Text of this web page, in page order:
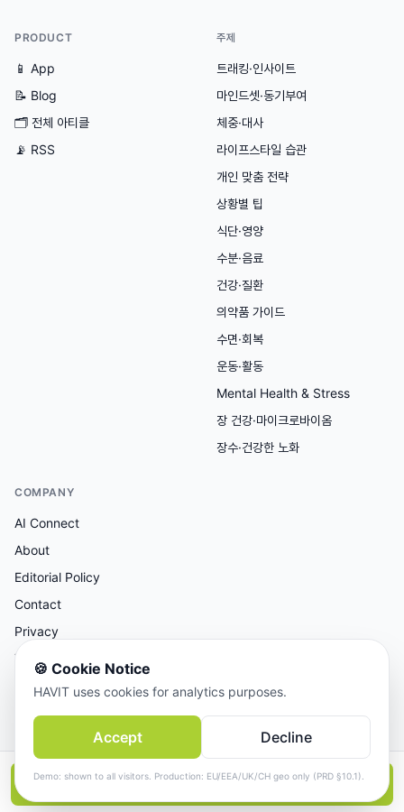
📱앱에서 더 보기
PRODUCT
📱 App
📝 Blog
🗂 전체 아티클
📡 RSS
주제
트래킹·인사이트
마인드셋·동기부여
체중·대사
라이프스타일 습관
개인 맞춤 전략
상황별 팁
식단·영양
수분·음료
건강·질환
의약품 가이드
수면·회복
운동·활동
Mental Health & Stress
장 건강·마이크로바이옴
장수·건강한 노화
COMPANY
AI Connect
About
Editorial Policy
Contact
Privacy
Terms
AI 보조 리서치, 사람이 검토한 콘텐츠.
🍪 Cookie Notice
HAVIT uses cookies for analytics purposes.
Accept Decline
Demo: shown to all visitors. Production: EU/EEA/UK/CH geo only (PRD §10.1).